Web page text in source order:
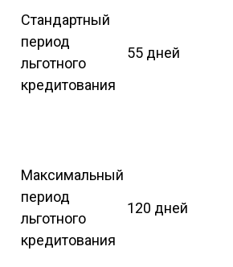
Стандартный
период
льготного
кредитования
55 дней
Максимальный
период
льготного
кредитования
120 дней